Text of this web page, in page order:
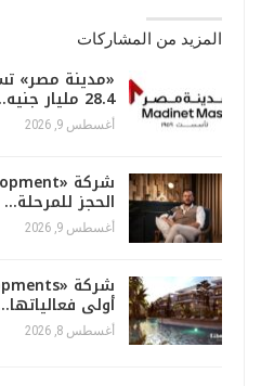
المزيد من المشاركات
«مدينة مصر»
28.4 مليار جنيه…
أغسطس 9, 2026
الحجز للمرحلة…
أغسطس 9, 2026
أولى
أغسطس 8, 2026